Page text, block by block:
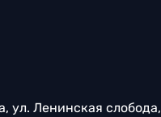
ул. Ленинская слобода,